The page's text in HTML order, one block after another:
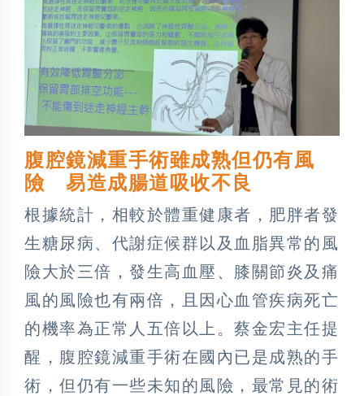
腹腔鏡減重手術雖成熟但仍有風
險 易造成腸道吸收不良
根據統計，相較於體重健康者，肥胖者發
生糖尿病、代謝症候群以及血脂異常的風
險大於三倍，發生高血壓、膝關節炎及痛
風的風險也有兩倍，且因心血管疾病死亡
的機率為正常人五倍以上。蔡金宏主任提
醒，腹腔鏡減重手術在國內已是成熟的手
術，但仍有一些未知的風險，最常見的術